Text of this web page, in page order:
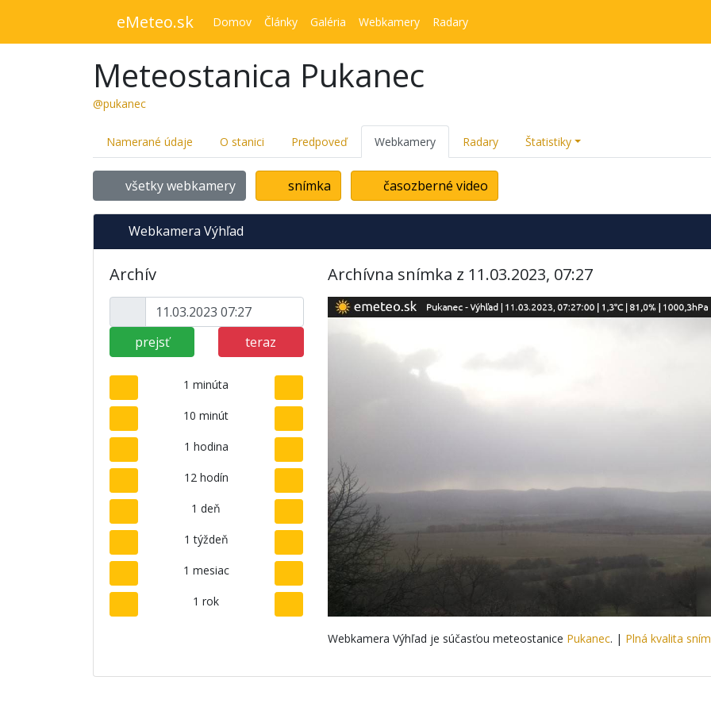
eMeteo.sk Domov Články Galéria Webkamery Radary
Meteostanica Pukanec
@pukanec
Namerané údaje O stanici Predpoveď Webkamery Radary Štatistiky
všetky webkamery snímka časozberné video
Webkamera Výhľad
Archív
prejsť teraz
1 minúta
10 minút
1 hodina
12 hodín
1 deň
1 týždeň
1 mesiac
1 rok
Archívna snímka z 11.03.2023, 07:27
Webkamera Výhľad je súčasťou meteostanice Pukanec. | Plná kvalita